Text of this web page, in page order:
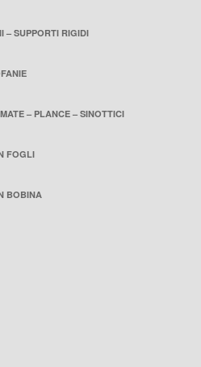
– SUPPORTI RIGIDI
– PLANCE – SINOTTICI
FOGLI
BOBINA